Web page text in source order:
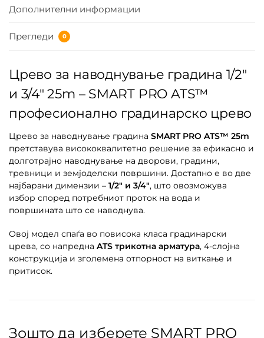
Дополнителни информации
Прегледи 0
Црево за наводнување градина 1/2″
и 3/4″ 25m – SMART PRO ATS™
професионално градинарско црево
Црево за наводнување градина SMART PRO ATS™ 25m
претставува висококвалитетно решение за ефикасно и
долготрајно наводнување на дворови, градини,
тревници и земјоделски површини. Достапно е во две
најбарани димензии – 1/2″ и 3/4″, што овозможува
избор според потребниот проток на вода и
површината што се наводнува.
Овој модел спаѓа во повисока класа градинарски
црева, со напредна ATS трикотна арматура, 4-слојна
конструкција и зголемена отпорност на виткање и
притисок.
Зошто да изберете SMART PRO